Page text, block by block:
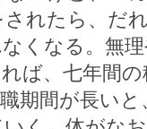
れたら、だ
くなる。無
ば、七年間
期間が長い